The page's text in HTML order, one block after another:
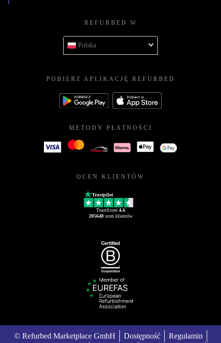
REFURBED W
Polska
POBIERZ APLIKACJĘ REFURBED
METODY PŁATNOŚCI
OCEN KLIENTÓW
Trustpilot
TrustScore 4.6
205648ocen klientów
© Refurbed Marketplace GmbH Dostępność Regulamin